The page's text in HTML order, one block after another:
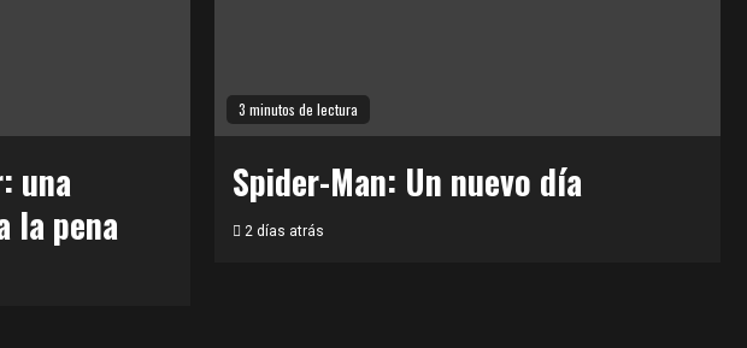
una
la pena
3 minutos de lectura
Spider-Man: Un nuevo día
2 días atrás